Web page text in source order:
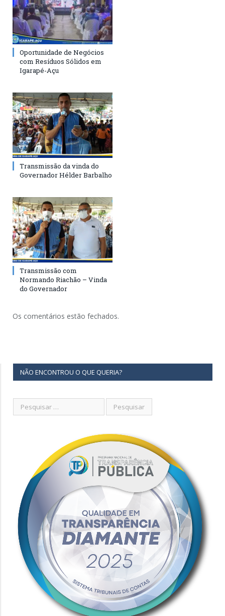
Oportunidade de Negócios
com Resíduos Sólidos em
Igarapé-Açu
Transmissão da vinda do
Governador Hélder Barbalho
Transmissão com
Normando Riachão – Vinda
do Governador
Os comentários estão fechados.
NÃO ENCONTROU O QUE QUERIA?